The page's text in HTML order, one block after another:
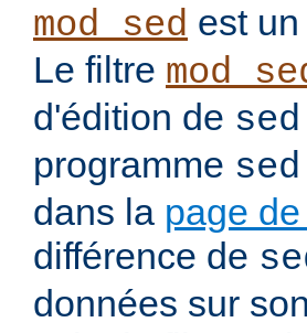
mod_sed est
Le filtre
d'édition de sed
programme sed
dans la page de
différence de
données sur